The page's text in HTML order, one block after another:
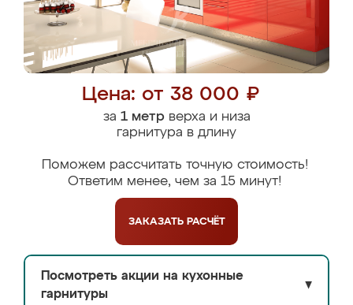
Цена: от 38 000 ₽
за 1 метрверха и низа
гарнитура в длину
Поможем рассчитать точную стоимость!
Ответим менее, чем за 15 минут!
ЗАКАЗАТЬ РАСЧЁТ
Посмотреть акции на кухонные
гарнитуры
▼